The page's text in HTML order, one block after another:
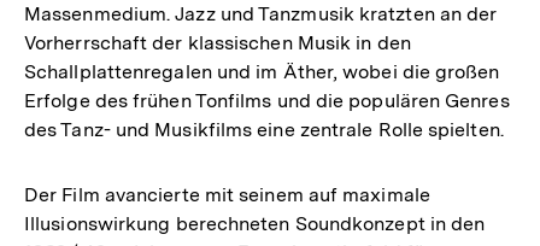
Massenmedium. Jazz und Tanzmusik kratzten an der
Vorherrschaft der klassischen Musik in den
Schallplattenregalen und im Äther, wobei die großen
Erfolge des frühen Tonfilms und die populären Genres
des Tanz- und Musikfilms eine zentrale Rolle spielten.
Der Film avancierte mit seinem auf maximale
Illusionswirkung berechneten Soundkonzept in den